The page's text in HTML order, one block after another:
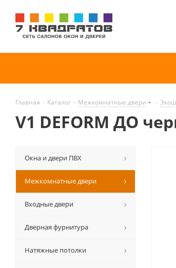
Главная - Каталог - Межкомнатные двери -
V1 DEFORM ДО
Окна и двери ПВХ
Межкомнатные двери
Входные двери
Дверная фурнитура
Натяжные потолки